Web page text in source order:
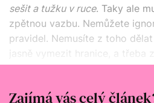
sešit a tužku v ruce. Taky ale
zpětnou vazbu. Nemůžete
pravidel. Nemusíte z toho
jasně vymezit hranice, a třeba
tím dáváte zprávu i ostatním
Zajímá vás celý